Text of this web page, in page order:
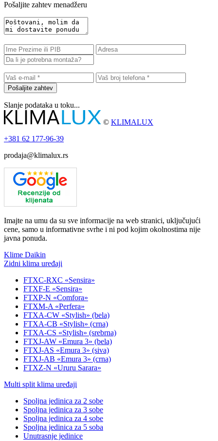
Pošaljite zahtev menadžeru
Pošaljite zahtev
Slanje podataka u toku...
© KLIMALUX
+381 62 177-96-39
prodaja@klimalux.rs
Imajte na umu da su sve informacije na web stranici, uključujući
cene, samo u informativne svrhe i ni pod kojim okolnostima nije
javna ponuda.
Klime Daikin
Zidni klima uređaji
FTXC-RXC «Sensira»
FTXF-E «Sensira»
FTXP-N «Comfora»
FTXM-A «Perfera»
FTXA-CW «Stylish» (bela)
FTXA-CB «Stylish» (crna)
FTXA-CS «Stylish» (srebrna)
FTXJ-AW «Emura 3» (bela)
FTXJ-AS «Emura 3» (siva)
FTXJ-AB «Emura 3» (crna)
FTXZ-N «Ururu Sarara»
Multi split klima uređaji
Spoljna jedinica za 2 sobe
Spoljna jedinica za 3 sobe
Spoljna jedinica za 4 sobe
Spoljna jedinica za 5 soba
Unutrasnje jedinice